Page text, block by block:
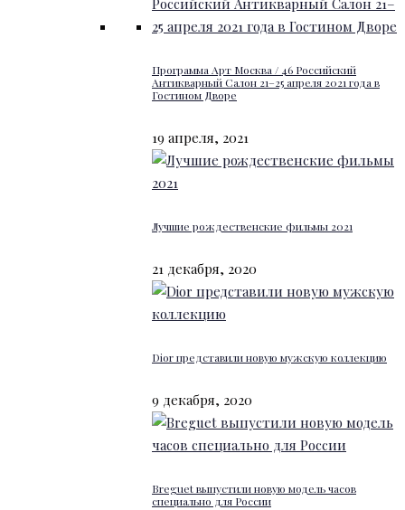
Программа Арт Москва / 46 Российский
Антикварный Салон 21–25 апреля 2021 года в
Гостином Дворе
19 апреля, 2021
Лучшие рождественские фильмы 2021
21 декабря, 2020
Dior представили новую мужскую коллекцию
9 декабря, 2020
Breguet выпустили новую модель часов
специально для России